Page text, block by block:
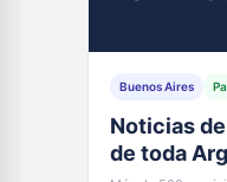
Buenos Aires
Noticias
de toda